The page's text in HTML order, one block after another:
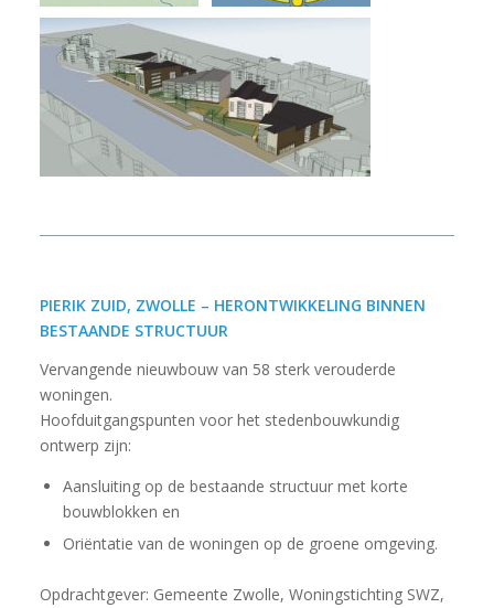
PIERIK ZUID, ZWOLLE – HERONTWIKKELING BINNEN
BESTAANDE STRUCTUUR
Vervangende nieuwbouw van 58 sterk verouderde
woningen.
Hoofduitgangspunten voor het stedenbouwkundig
ontwerp zijn:
Aansluiting op de bestaande structuur met korte
bouwblokken en
Oriëntatie van de woningen op de groene omgeving.
Opdrachtgever: Gemeente Zwolle, Woningstichting SWZ,